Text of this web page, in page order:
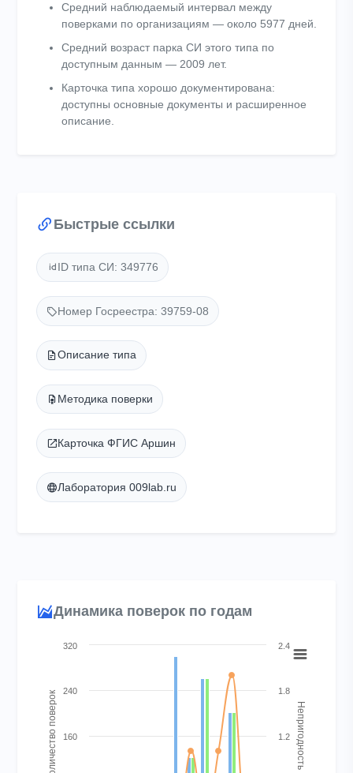
Средний наблюдаемый интервал между
поверками по организациям — около 5977 дней.
Средний возраст парка СИ этого типа по
доступным данным — 2009 лет.
Карточка типа хорошо документирована:
доступны основные документы и расширенное
описание.
Быстрые ссылки
ID типа СИ: 349776
Номер Госреестра: 39759-08
Описание типа
Методика поверки
Карточка ФГИС Аршин
Лаборатория 009lab.ru
Динамика поверок по годам
Chart
View as data table, Chart
The chart has 1 X axis displaying categories.
The chart has 2 Y axes displaying Количество поверок and
Количество поверок Непригодность
160
240
320
1.2
1.8
2.4